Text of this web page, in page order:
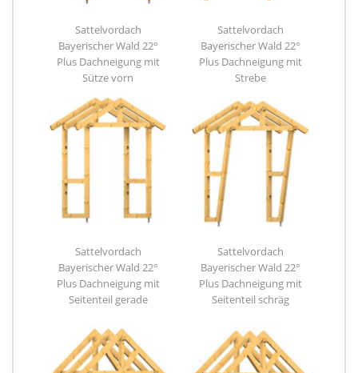
Sattelvordach
Bayerischer Wald 22°
Plus Dachneigung mit
Sütze vorn
Sattelvordach
Bayerischer Wald 22°
Plus Dachneigung mit
Strebe
Sattelvordach
Bayerischer Wald 22°
Plus Dachneigung mit
Seitenteil gerade
Sattelvordach
Bayerischer Wald 22°
Plus Dachneigung mit
Seitenteil schräg